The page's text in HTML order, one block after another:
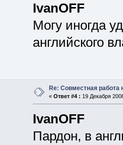
IvanOFF
Могу иногда
английского
Re: Совместная работа
« Ответ #4 : 19 Декабря
IvanOFF
Пардон, в